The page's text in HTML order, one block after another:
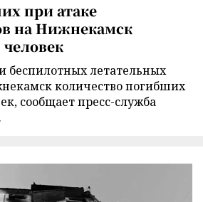
при атаке
на Нижнекамск
беспилотных летательных
количество погибших
сообщает пресс-служба